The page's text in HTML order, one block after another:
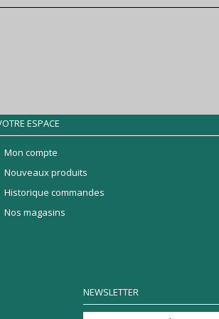
ESPACE
Mon compte
Nouveaux produits
Historique commandes
Nos magasins
NEWSLETTER